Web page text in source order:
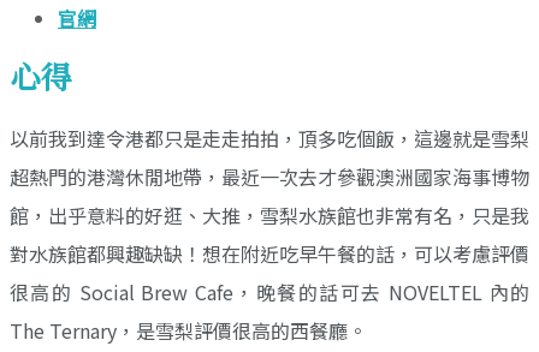
官網
心得
以前我到達令港都只是走走拍拍，頂多吃個飯，這邊就是雪梨
超熱門的港灣休閒地帶，最近一次去才參觀澳洲國家海事博物
館，出乎意料的好逛、大推，雪梨水族館也非常有名，只是我
對水族館都興趣缺缺！想在附近吃早午餐的話，可以考慮評價
很高的 Social Brew Cafe，晚餐的話可去 NOVELTEL 內的
The Ternary，是雪梨評價很高的西餐廳。